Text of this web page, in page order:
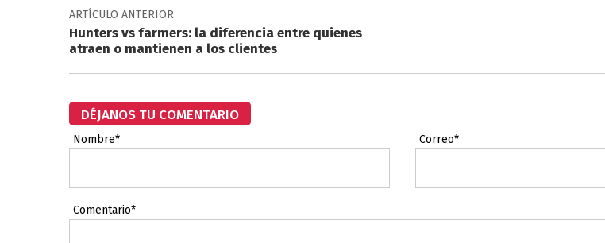
ARTÍCULO ANTERIOR
Hunters vs farmers: la diferencia entre quienes
atraen o mantienen a los clientes
DÉJANOS TU COMENTARIO
Nombre* Correo*
Comentario*